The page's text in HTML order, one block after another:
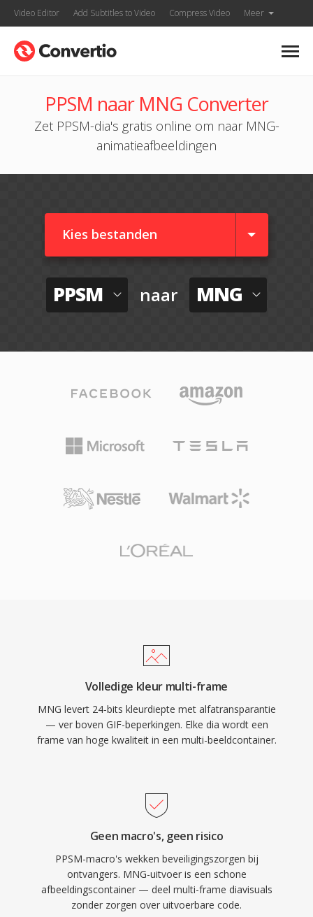
Video Editor Add Subtitles to Video Compress Video Meer
PPSM naar MNG Converter
Zet PPSM-dia's gratis online om naar MNG-
animatieafbeeldingen
Kies bestanden
PPSM naar MNG
Volledige kleur multi-frame
MNG levert 24-bits kleurdiepte met alfatransparantie
— ver boven GIF-beperkingen. Elke dia wordt een
frame van hoge kwaliteit in een multi-beeldcontainer.
Geen macro's, geen risico
PPSM-macro's wekken beveiligingszorgen bij
ontvangers. MNG-uitvoer is een schone
afbeeldingscontainer — deel multi-frame diavisuals
zonder zorgen over uitvoerbare code.